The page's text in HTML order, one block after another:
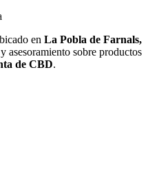
en La Pobla de Farnals,
asesoramiento sobre productos
de CBD.